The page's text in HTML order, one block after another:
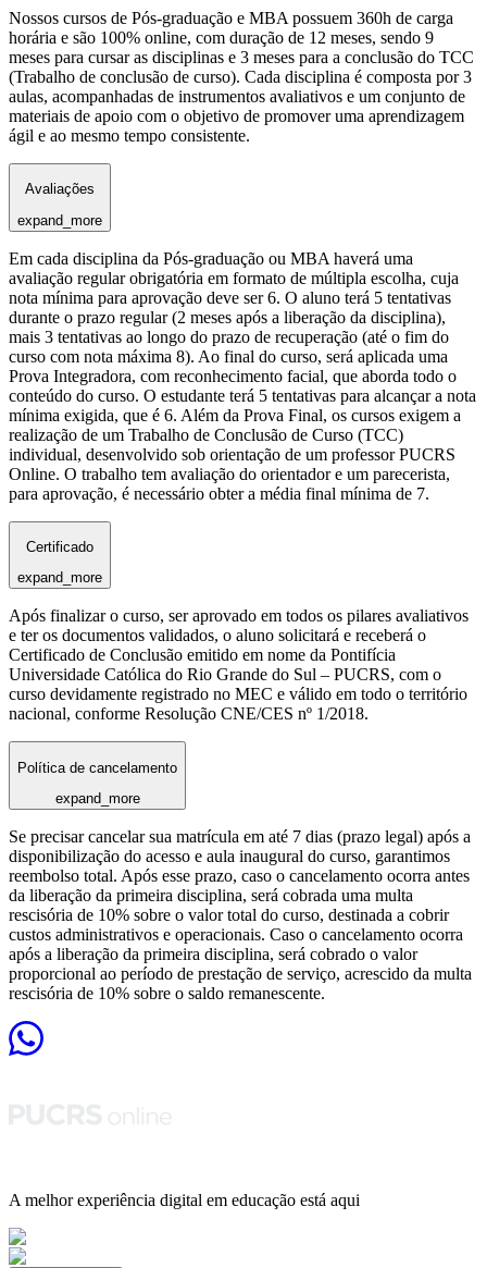
Nossos cursos de Pós-graduação e MBA possuem 360h de carga
horária e são 100% online, com duração de 12 meses, sendo 9
meses para cursar as disciplinas e 3 meses para a conclusão do TCC
(Trabalho de conclusão de curso). Cada disciplina é composta por 3
aulas, acompanhadas de instrumentos avaliativos e um conjunto de
materiais de apoio com o objetivo de promover uma aprendizagem
ágil e ao mesmo tempo consistente.
Avaliações
expand_more
Em cada disciplina da Pós-graduação ou MBA haverá uma
avaliação regular obrigatória em formato de múltipla escolha, cuja
nota mínima para aprovação deve ser 6. O aluno terá 5 tentativas
durante o prazo regular (2 meses após a liberação da disciplina),
mais 3 tentativas ao longo do prazo de recuperação (até o fim do
curso com nota máxima 8). Ao final do curso, será aplicada uma
Prova Integradora, com reconhecimento facial, que aborda todo o
conteúdo do curso. O estudante terá 5 tentativas para alcançar a nota
mínima exigida, que é 6. Além da Prova Final, os cursos exigem a
realização de um Trabalho de Conclusão de Curso (TCC)
individual, desenvolvido sob orientação de um professor PUCRS
Online. O trabalho tem avaliação do orientador e um parecerista,
para aprovação, é necessário obter a média final mínima de 7.
Certificado
expand_more
Após finalizar o curso, ser aprovado em todos os pilares avaliativos
e ter os documentos validados, o aluno solicitará e receberá o
Certificado de Conclusão emitido em nome da Pontifícia
Universidade Católica do Rio Grande do Sul – PUCRS, com o
curso devidamente registrado no MEC e válido em todo o território
nacional, conforme Resolução CNE/CES nº 1/2018.
Política de cancelamento
expand_more
Se precisar cancelar sua matrícula em até 7 dias (prazo legal) após a
disponibilização do acesso e aula inaugural do curso, garantimos
reembolso total. Após esse prazo, caso o cancelamento ocorra antes
da liberação da primeira disciplina, será cobrada uma multa
rescisória de 10% sobre o valor total do curso, destinada a cobrir
custos administrativos e operacionais. Caso o cancelamento ocorra
após a liberação da primeira disciplina, será cobrado o valor
proporcional ao período de prestação de serviço, acrescido da multa
rescisória de 10% sobre o saldo remanescente.
A melhor experiência digital em educação está aqui